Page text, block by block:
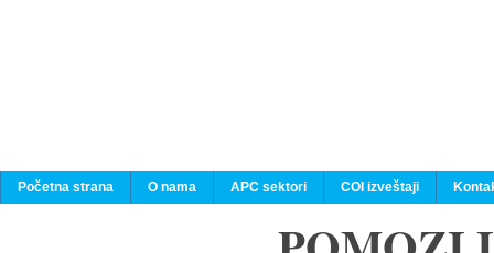
Početna strana O nama APC sektori COI izveštaji